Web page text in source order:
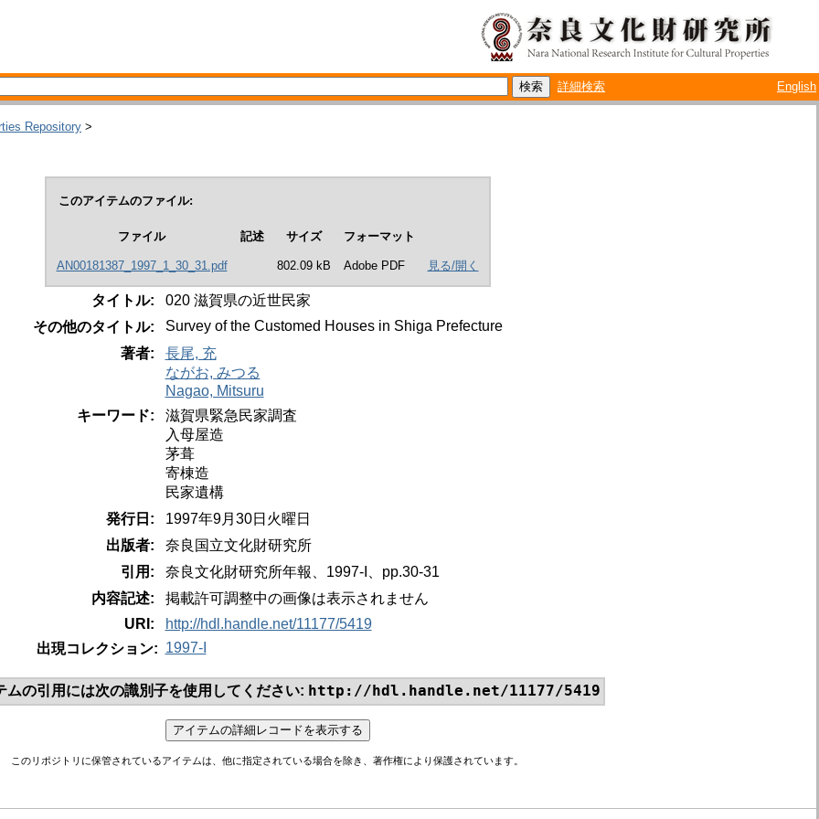
詳細検索 English
Repository >
このアイテムのファイル:
ファイル 記述 サイズ フォーマット
AN00181387_1997_1_30_31.pdf 802.09 kB Adobe PDF 見る/開く
タイトル:
020 滋賀県の近世民家
その他のタイトル:
Survey of the Customed Houses in Shiga Prefecture
著者:
長尾, 充
ながお, みつる
Nagao, Mitsuru
キーワード:
滋賀県緊急民家調査
入母屋造
茅葺
寄棟造
民家遺構
発行日:
1997年9月30日火曜日
出版者:
奈良国立文化財研究所
引用:
奈良文化財研究所年報、1997-I、pp.30-31
内容記述:
掲載許可調整中の画像は表示されません
URI:
http://hdl.handle.net/11177/5419
出現コレクション: 1997-I
ムの引用には次の識別子を使用してください: http://hdl.handle.net/11177/5419
このリポジトリに保管されているアイテムは、他に指定されている場合を除き、著作権により保護されています。